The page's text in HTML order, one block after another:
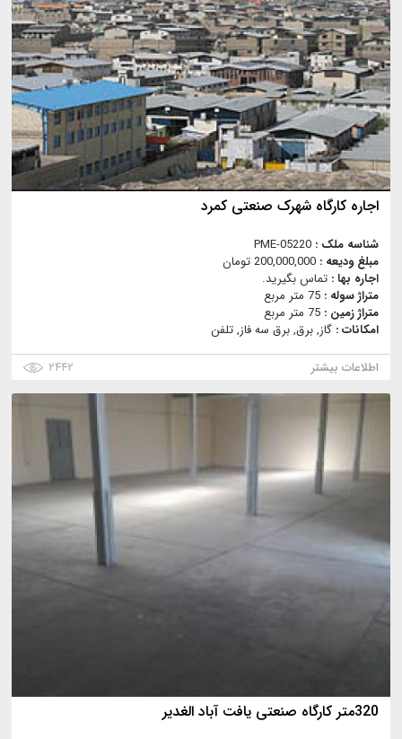
اجاره کارگاه شهرک صنعتی کمرد
شناسه ملک : PME-05220
مبلغ ودیعه : 200,000,000 تومان
اجاره بها : تماس بگیرید.
متراژ سوله : 75 متر مربع
متراژ زمین : 75 متر مربع
امکانات : گاز, برق, برق سه فاز, تلفن
اطلاعات بیشتر
۲۴۴۲
320متر کارگاه صنعتی یافت آباد الغدیر